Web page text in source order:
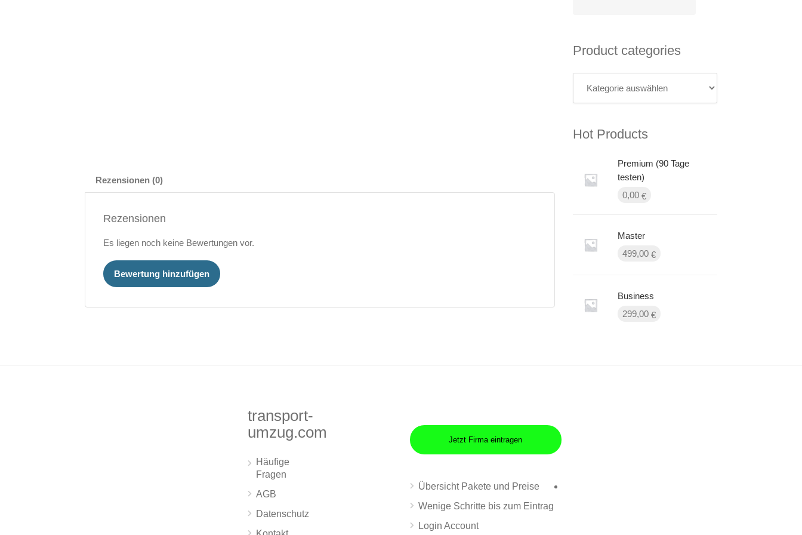
Rezensionen (0)
Rezensionen
Es liegen noch keine Bewertungen vor.
Bewertung hinzufügen
Product categories
Hot Products
Premium (90 Tage
testen)
0,00 €
Master
499,00 €
Business
299,00 €
transport-
umzug.com
Häufige
Fragen
AGB
Datenschutz
Jetzt Firma eintragen
Übersicht Pakete und Preise
Wenige Schritte bis zum Eintrag
Login Account